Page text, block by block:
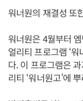
워너원의 재결성 또
워너원은 4월부터
얼리티 프로그램 ‘
다. 이 프로그램은
리티 ‘워너원고’에